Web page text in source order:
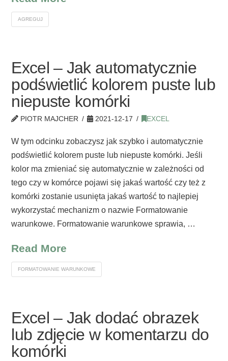
AGREGUJ
Excel – Jak automatycznie
podświetlić kolorem puste lub
niepuste komórki
PIOTR MAJCHER 2021-12-17 EXCEL
W tym odcinku zobaczysz jak szybko i automatycznie
podświetlić kolorem puste lub niepuste komórki. Jeśli
kolor ma zmieniać się automatycznie w zależności od
tego czy w komórce pojawi się jakaś wartość czy też z
komórki zostanie usunięta jakaś wartość to najlepiej
wykorzystać mechanizm o nazwie Formatowanie
warunkowe. Formatowanie warunkowe sprawia, …
Read More
FORMATOWANIE WARUNKOWE
Excel – Jak dodać obrazek
lub zdjęcie w komentarzu do
komórki